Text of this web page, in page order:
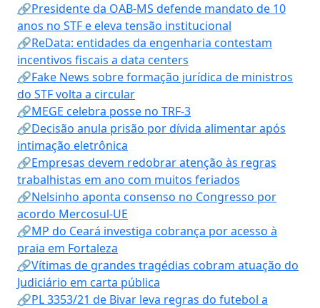
🔗Presidente da OAB-MS defende mandato de 10
anos no STF e eleva tensão institucional
🔗ReData: entidades da engenharia contestam
incentivos fiscais a data centers
🔗Fake News sobre formação jurídica de ministros
do STF volta a circular
🔗MEGE celebra posse no TRF-3
🔗Decisão anula prisão por dívida alimentar após
intimação eletrônica
🔗Empresas devem redobrar atenção às regras
trabalhistas em ano com muitos feriados
🔗Nelsinho aponta consenso no Congresso por
acordo Mercosul-UE
🔗MP do Ceará investiga cobrança por acesso à
praia em Fortaleza
🔗Vítimas de grandes tragédias cobram atuação do
Judiciário em carta pública
🔗PL 3353/21 de Bivar leva regras do futebol a